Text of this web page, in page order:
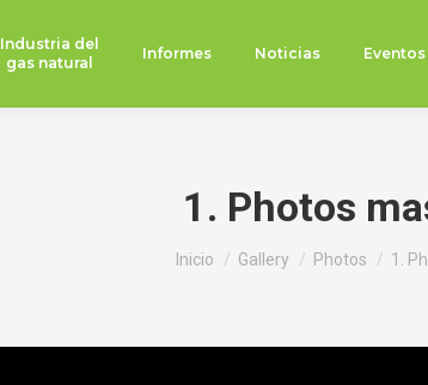
Industria del
gas natural
Informes Noticias Eventos
1. Photos
Estás aquí:
Inicio Gallery Photos 1.